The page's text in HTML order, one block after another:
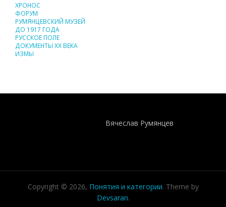
ХРОНОС
ФОРУМ
РУМЯНЦЕВСКИЙ МУЗЕЙ
ДО 1917 ГОДА
РУССКОЕ ПОЛЕ
ДОКУМЕНТЫ XX ВЕКА
ИЗМЫ
Вячеслав Румянцев
Copyright © 2026, Понятия и категории. Theme by
Devsaran.